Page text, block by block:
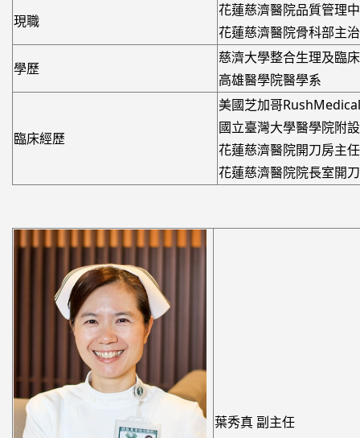
現職
花蓮慈濟醫院品質管理
花蓮慈濟醫院骨科部主
學歷
慈濟大學整合生理及臨
高雄醫學院醫學系
臨床經歷
美國芝加哥
國立臺灣大學醫學院附
花蓮慈濟醫院開刀房主任
花蓮慈濟醫院院長室開
葉秀真 副主任